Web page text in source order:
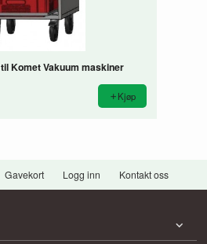
Komet Vakuum maskiner
Kjøp
Gavekort Logg inn Kontakt oss